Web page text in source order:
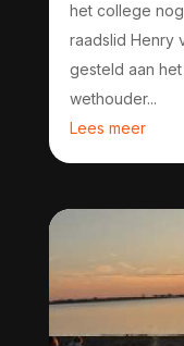
het college nog
raadslid Henry
gesteld aan
wethouder...
Lees meer